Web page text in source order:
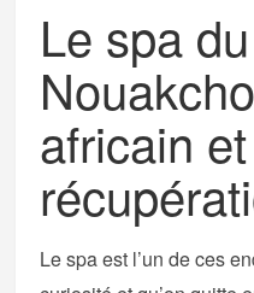
Le spa
africain et
Le spa est l’un de ces